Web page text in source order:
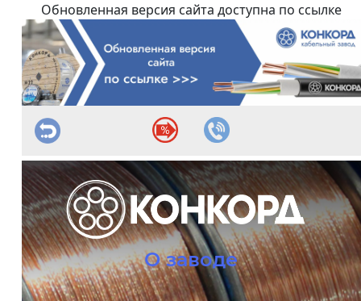
Обновленная версия сайта доступна по ссылке
О заводе